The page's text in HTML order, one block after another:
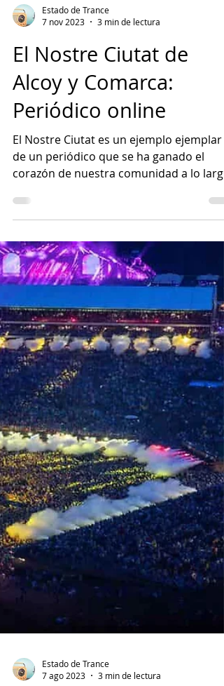
Estado de Trance
El Nostre Ciutat de
Alcoy y Comarca:
Periódico online
El Nostre Ciutat es un ejemplo ejemplar
de un periódico que se ha ganado el
corazón de nuestra comunidad a lo largo